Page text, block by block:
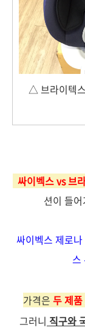
△ 브라이텍
싸이벡스 vs 브
션이 들어
싸이벡스 제로
스
가격은 두 제
그러니 직구와